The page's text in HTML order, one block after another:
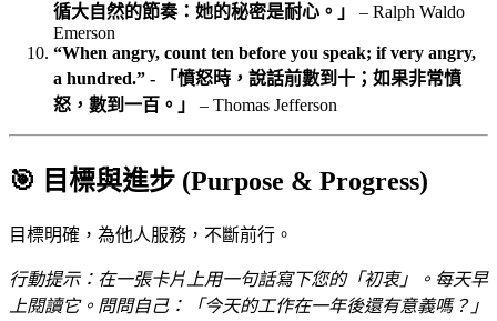
循大自然的節奏：她的秘密是耐心。」
– Ralph Waldo
Emerson
“When angry, count ten before you speak; if very angry,
a hundred.” - 「憤怒時，說話前數到十；如果非常憤
怒，數到一百。」
– Thomas Jefferson
🎯 目標與進步 (Purpose & Progress)
目標明確，為他人服務，不斷前行。
行動提示：在一張卡片上用一句話寫下您的「初衷」。每天早
上閱讀它。問問自己：「今天的工作在一年後還有意義嗎？」